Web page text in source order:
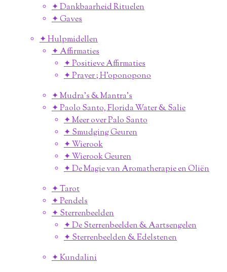
✦ Dankbaarheid Rituelen
✦ Gaves
✦ Hulpmidellen
✦ Affirmaties
✦ Positieve Affirmaties
✦ Prayer ; H'oponopono
✦ Mudra's & Mantra's
✦ Paolo Santo, Florida Water & Salie
✦ Meer over Palo Santo
✦ Smudging Geuren
✦ Wierook
✦ Wierook Geuren
✦ De Magie van Aromatherapie en Oliën
✦ Tarot
✦ Pendels
✦ Sterrenbeelden
✦ De Sterrenbeelden & Aartsengelen
✦ Sterrenbeelden & Edelstenen
✦ Kundalini